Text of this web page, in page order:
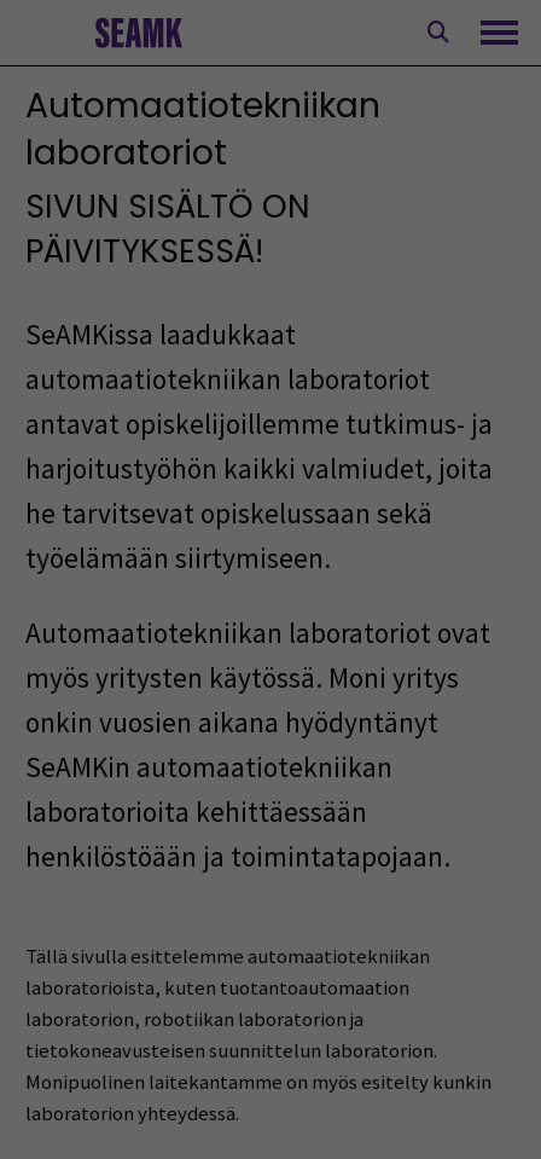
Automaatiotekniikan
laboratoriot
SIVUN SISÄLTÖ ON
PÄIVITYKSESSÄ!
SeAMKissa laadukkaat
automaatiotekniikan laboratoriot
antavat opiskelijoillemme tutkimus- ja
harjoitustyöhön kaikki valmiudet, joita
he tarvitsevat opiskelussaan sekä
työelämään siirtymiseen.
Automaatiotekniikan laboratoriot ovat
myös yritysten käytössä. Moni yritys
onkin vuosien aikana hyödyntänyt
SeAMKin automaatiotekniikan
laboratorioita kehittäessään
henkilöstöään ja toimintatapojaan.
Tällä sivulla esittelemme automaatiotekniikan
laboratorioista, kuten tuotantoautomaation
laboratorion, robotiikan laboratorion ja
tietokoneavusteisen suunnittelun laboratorion.
Monipuolinen laitekantamme on myös esitelty kunkin
laboratorion yhteydessä.